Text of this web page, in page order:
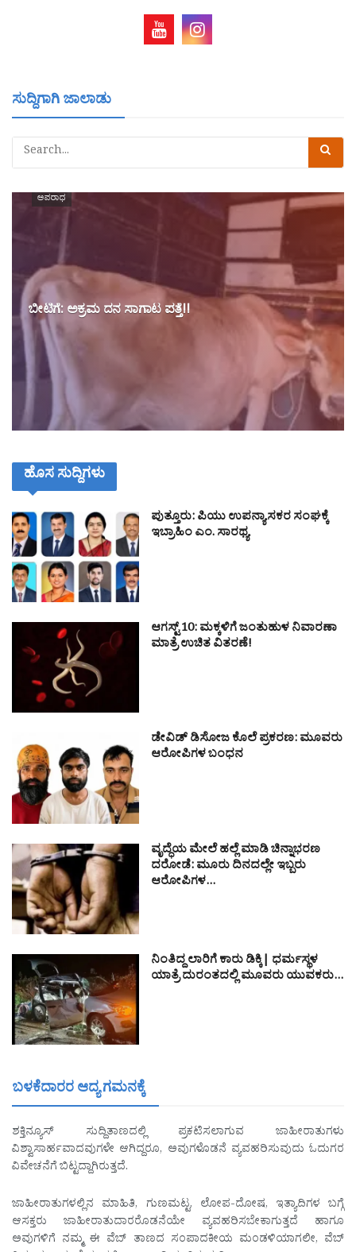
ಸುದ್ದಿಗಾಗಿ ಜಾಲಾಡು
ಅಪರಾಧ
ಬೀಟಿಗೆ: ಅಕ್ರಮ ದನ ಸಾಗಾಟ ಪತ್ತೆ!!
ಹೊಸ ಸುದ್ದಿಗಳು
ಪುತ್ತೂರು: ಪಿಯು ಉಪನ್ಯಾಸಕರ ಸಂಘಕ್ಕೆ
ಇಬ್ರಾಹಿಂ ಎಂ. ಸಾರಥ್ಯ
ಆಗಸ್ಟ್ 10: ಮಕ್ಕಳಿಗೆ ಜಂತುಹುಳ ನಿವಾರಣಾ
ಮಾತ್ರೆ ಉಚಿತ ವಿತರಣೆ!
ಡೇವಿಡ್ ಡಿಸೋಜ ಕೊಲೆ ಪ್ರಕರಣ: ಮೂವರು
ಆರೋಪಿಗಳ ಬಂಧನ
ವೃದ್ಧೆಯ ಮೇಲೆ ಹಲ್ಲೆ ಮಾಡಿ ಚಿನ್ನಾಭರಣ
ದರೋಡೆ: ಮೂರು ದಿನದಲ್ಲೇ ಇಬ್ಬರು
ಆರೋಪಿಗಳ…
ನಿಂತಿದ್ದ ಲಾರಿಗೆ ಕಾರು ಡಿಕ್ಕಿ| ಧರ್ಮಸ್ಥಳ
ಯಾತ್ರೆ ದುರಂತದಲ್ಲಿ ಮೂವರು ಯುವಕರು…
ಬಳಕೆದಾರರ ಆದ್ಯ ಗಮನಕ್ಕೆ
ಶಕ್ತಿನ್ಯೂಸ್ ಸುದ್ದಿತಾಣದಲ್ಲಿ ಪ್ರಕಟಿಸಲಾಗುವ ಜಾಹೀರಾತುಗಳು
ವಿಶ್ವಾಸಾರ್ಹವಾದವುಗಳೇ ಆಗಿದ್ದರೂ, ಅವುಗಳೊಡನೆ ವ್ಯವಹರಿಸುವುದು ಓದುಗರ
ವಿವೇಚನೆಗೆ ಬಿಟ್ಟದ್ದಾಗಿರುತ್ತದೆ.
ಜಾಹೀರಾತುಗಳಲ್ಲಿನ ಮಾಹಿತಿ, ಗುಣಮಟ್ಟ, ಲೋಪ-ದೋಷ, ಇತ್ಯಾದಿಗಳ ಬಗ್ಗೆ
ಆಸಕ್ತರು ಜಾಹೀರಾತುದಾರರೊಡನೆಯೇ ವ್ಯವಹರಿಸಬೇಕಾಗುತ್ತದೆ ಹಾಗೂ
ಅವುಗಳಿಗೆ ನಮ್ಮ ಈ ವೆಬ್ ತಾಣದ ಸಂಪಾದಕೀಯ ಮಂಡಳಿಯಾಗಲೀ, ವೆಬ್